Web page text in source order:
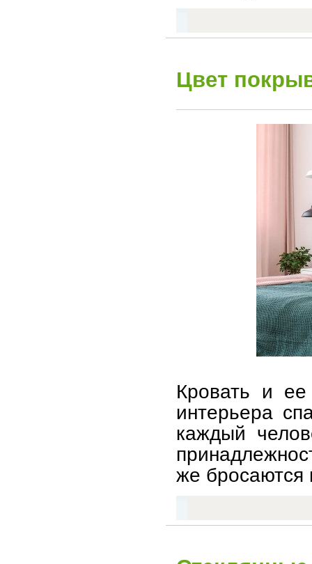
Цвет
Кровать и
интерьера
каждый
же бросаются